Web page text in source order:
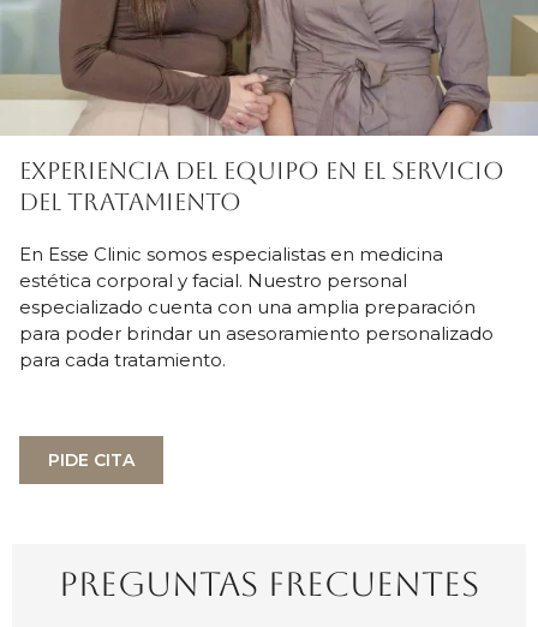
EXPERIENCIA DEL EQUIPO EN EL SERVICIO
DEL TRATAMIENTO
En Esse Clinic somos especialistas en medicina
estética corporal y facial. Nuestro personal
especializado cuenta con una amplia preparación
para poder brindar un asesoramiento personalizado
para cada tratamiento.
PIDE CITA
PREGUNTAS FRECUENTES